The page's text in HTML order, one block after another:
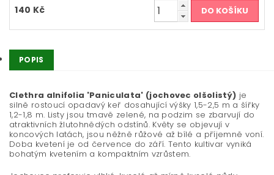
140 Kč
POPIS
Clethra alnifolia 'Paniculata' (jochovec olšolistý) je
silně rostoucí opadavý keř dosahující výšky 1,5-2,5 m a šířky
1,2-1,8 m. Listy jsou tmavě zelené, na podzim se zbarvují do
atraktivních žlutohnědých odstínů. Květy se objevují v
koncových latách, jsou něžně růžové až bílé a příjemně voní.
Doba kvetení je od července do září. Tento kultivar vyniká
bohatým kvetením a kompaktním vzrůstem.